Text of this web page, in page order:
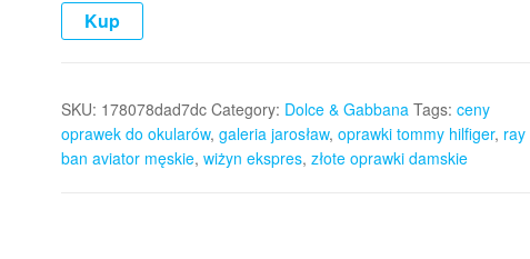
Kup
SKU: 178078dad7dc Category: Dolce & Gabbana Tags: ceny
oprawek do okularów, galeria jarosław, oprawki tommy hilfiger, ray
ban aviator męskie, wiżyn ekspres, złote oprawki damskie